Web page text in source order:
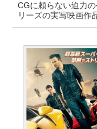
CGに頼らない迫力
リーズの実写映画作